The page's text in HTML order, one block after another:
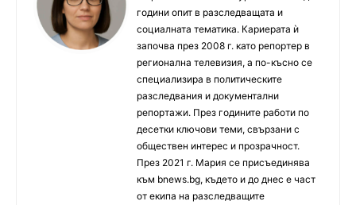
години опит в разследващата и
социалната тематика. Кариерата ѝ
започва през 2008 г. като репортер в
регионална телевизия, а по-късно се
специализира в политическите
разследвания и документални
репортажи. През годините работи по
десетки ключови теми, свързани с
обществен интерес и прозрачност.
През 2021 г. Мария се присъединява
към bnews.bg, където и до днес е част
от екипа на разследващите